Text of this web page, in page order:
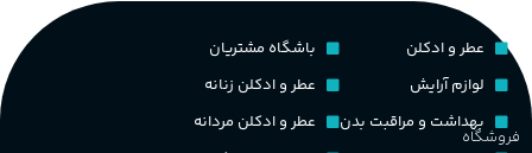
فروشگاه
عطر و ادکلن
لوازم آرایش
بهداشت و مراقبت بدن
باشگاه مشتریان
عطر و ادکلن زنانه
عطر و ادکلن مردانه